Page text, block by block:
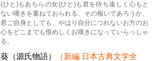
(ひと)もあちらの女(ひと)も君を待ち遠しく心もと
ない嘆きを重ねておられる、その報いであろうか、
君ご自身としても、やはり自分につれないお方のお
心をどこまでも恨めしくお嘆きになっていらっしゃ
る。
葵（源氏物語）
（新編 日本古典文学全